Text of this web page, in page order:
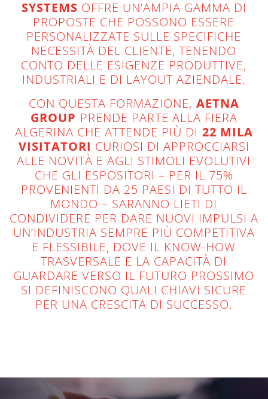
SYSTEMS OFFRE UN’AMPIA GAMMA DI
PROPOSTE CHE POSSONO ESSERE
PERSONALIZZATE SULLE SPECIFICHE
NECESSITÀ DEL CLIENTE, TENENDO
CONTO DELLE ESIGENZE PRODUTTIVE,
INDUSTRIALI E DI LAYOUT AZIENDALE.
CON QUESTA FORMAZIONE, AETNA
GROUP PRENDE PARTE ALLA FIERA
ALGERINA CHE ATTENDE PIÙ DI 22 MILA
VISITATORI CURIOSI DI APPROCCIARSI
ALLE NOVITÀ E AGLI STIMOLI EVOLUTIVI
CHE GLI ESPOSITORI – PER IL 75%
PROVENIENTI DA 25 PAESI DI TUTTO IL
MONDO – SARANNO LIETI DI
CONDIVIDERE PER DARE NUOVI IMPULSI A
UN’INDUSTRIA SEMPRE PIÙ COMPETITIVA
E FLESSIBILE, DOVE IL KNOW-HOW
TRASVERSALE E LA CAPACITÀ DI
GUARDARE VERSO IL FUTURO PROSSIMO
SI DEFINISCONO QUALI CHIAVI SICURE
PER UNA CRESCITA DI SUCCESSO.